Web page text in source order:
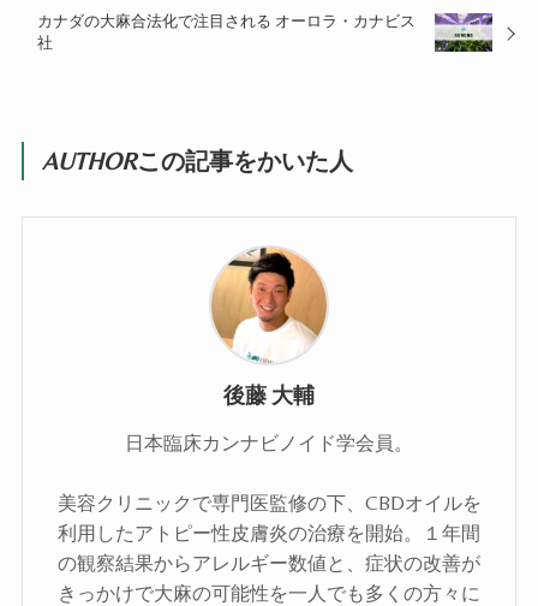
カナダの大麻合法化で注目される オーロラ・カナビス
社
AUTHORこの記事をかいた人
後藤 大輔
日本臨床カンナビノイド学会員。
美容クリニックで専門医監修の下、CBDオイルを
利用したアトピー性皮膚炎の治療を開始。１年間
の観察結果からアレルギー数値と、症状の改善が
きっかけで大麻の可能性を一人でも多くの方々に